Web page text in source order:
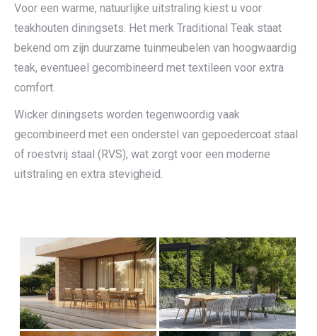
Voor een warme, natuurlijke uitstraling kiest u voor
teakhouten diningsets. Het merk Traditional Teak staat
bekend om zijn duurzame tuinmeubelen van hoogwaardig
teak, eventueel gecombineerd met textileen voor extra
comfort.
Wicker diningsets worden tegenwoordig vaak
gecombineerd met een onderstel van gepoedercoat staal
of roestvrij staal (RVS), wat zorgt voor een moderne
uitstraling en extra stevigheid.